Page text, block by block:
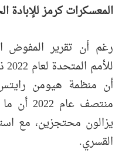
المعسكرات كرمز للإبادة
رغم أن تقرير المفوض
يزالون محتجزين، مع
القسري.